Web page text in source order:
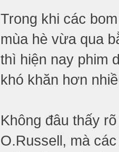
Trong khi các
mùa hè vừa qua
thì hiện nay phim
khó khăn hơn
Không đâu thấy
O.Russell, mà